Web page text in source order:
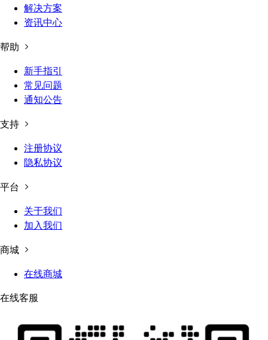
解决方案
资讯中心
帮助
新手指引
常见问题
通知公告
支持
注册协议
隐私协议
平台
关于我们
加入我们
商城
在线商城
在线客服